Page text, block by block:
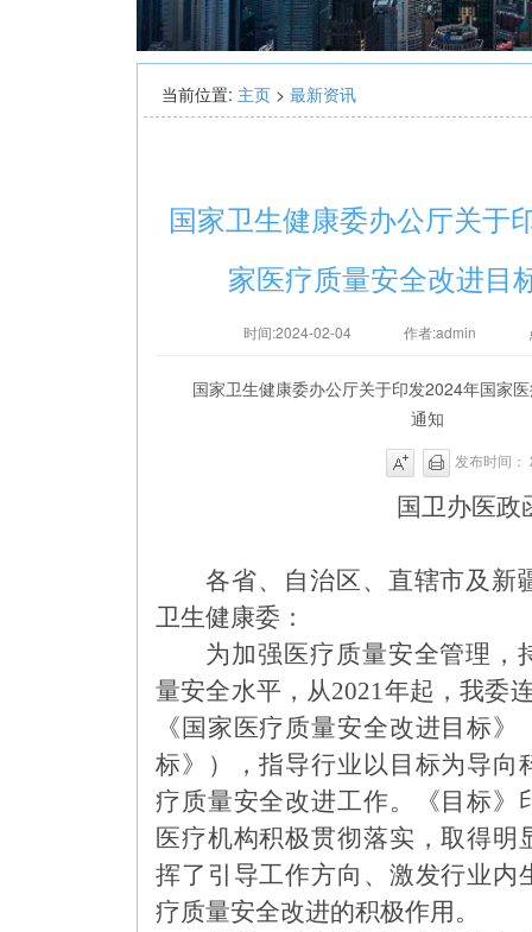
当前位置: 主页 > 最新资讯
国家卫生健康委办公厅关于
家医疗质量安全改进目
时间:2024-02-04 作者:admin
国家卫生健康委办公厅关于印发2024年国家
通知
发布时间
国卫办医政
各省、自治区、直辖市及新
卫生健康委 ：
为加强医疗质量安全管理，
量安全水平， 从2021年起，我委
《 国家医疗质量安全改进目标》
标》）
，指导行业以目标为导向
疗质量安全改进工作。 《目标》
医疗机构积极贯彻落实，取得明
挥了引导工作方向 、 激发行业内
疗质量安全改进的积极作用。